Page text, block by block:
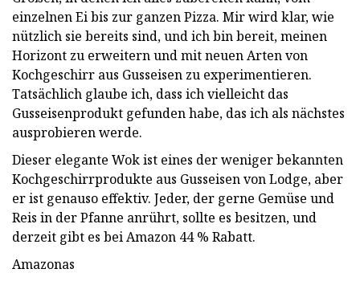
einzelnen Ei bis zur ganzen Pizza. Mir wird klar, wie
nützlich sie bereits sind, und ich bin bereit, meinen
Horizont zu erweitern und mit neuen Arten von
Kochgeschirr aus Gusseisen zu experimentieren.
Tatsächlich glaube ich, dass ich vielleicht das
Gusseisenprodukt gefunden habe, das ich als nächstes
ausprobieren werde.
Dieser elegante Wok ist eines der weniger bekannten
Kochgeschirrprodukte aus Gusseisen von Lodge, aber
er ist genauso effektiv. Jeder, der gerne Gemüse und
Reis in der Pfanne anrührt, sollte es besitzen, und
derzeit gibt es bei Amazon 44 % Rabatt.
Amazonas